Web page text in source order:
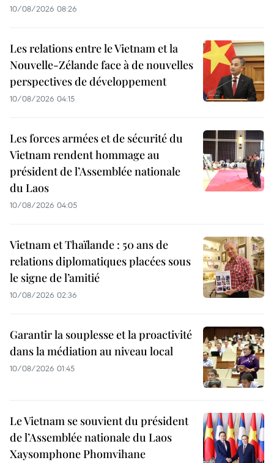
10/08/2026 08:26
Les relations entre le Vietnam et la
Nouvelle-Zélande face à de nouvelles
perspectives de développement
10/08/2026 04:15
Les forces armées et de sécurité du
Vietnam rendent hommage au
président de l’Assemblée nationale
du Laos
10/08/2026 04:05
Vietnam et Thaïlande : 50 ans de
relations diplomatiques placées sous
le signe de l’amitié
10/08/2026 02:36
Garantir la souplesse et la proactivité
dans la médiation au niveau local
10/08/2026 01:45
Le Vietnam se souvient du président
de l’Assemblée nationale du Laos
Xaysomphone Phomvihane